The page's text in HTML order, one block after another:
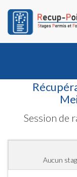
Session de
Aucun